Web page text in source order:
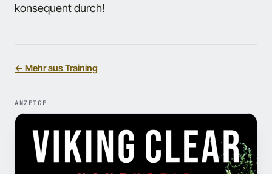
konsequent durch!
← Mehr aus Training
ANZEIGE